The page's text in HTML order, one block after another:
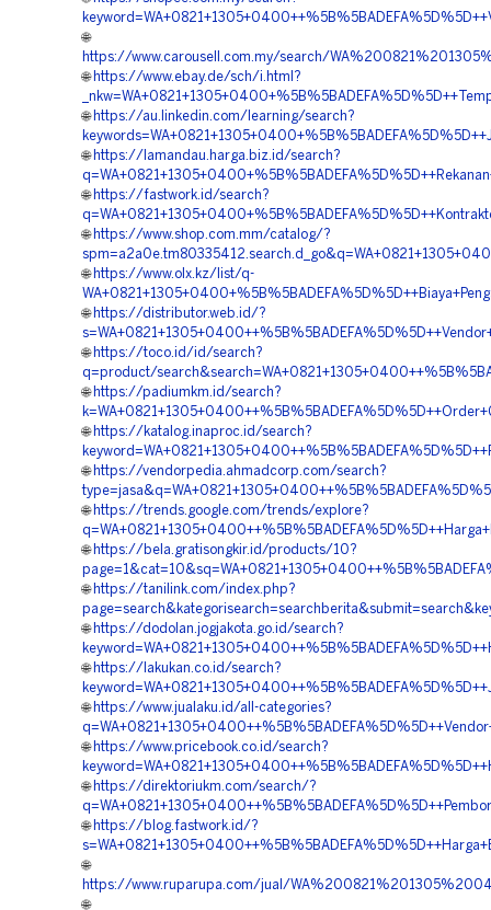
🌐
https://www.carousell.com.my/search/
🌐 https://www.ebay.de/sch/i.html?
🌐 https://au.linkedin.com/learning/search?
🌐 https://lamandau.harga.biz.id/search?
🌐 https://fastwork.id/search?
🌐 https://www.shop.com.mm/catalog/?
🌐 https://www.olx.kz/list/q-
🌐 https://distributor.web.id/?
🌐 https://toco.id/id/search?
q=product/
🌐 https://padiumkm.id/search?
🌐 https://katalog.inaproc.id/search?
🌐 https://vendorpedia.ahmadcorp.com/search?
🌐 https://trends.google.com/trends/explore?
🌐 https://bela.gratisongkir.id/products/10?
🌐 https://tanilink.com/index.php?
🌐 https://dodolan.jogjakota.go.id/search?
🌐 https://lakukan.co.id/search?
🌐 https://www.jualaku.id/all-categories?
🌐 https://www.pricebook.co.id/search?
🌐 https://direktoriukm.com/search/?
🌐 https://blog.fastwork.id/?
🌐
https://www.ruparupa.com/jual/
🌐